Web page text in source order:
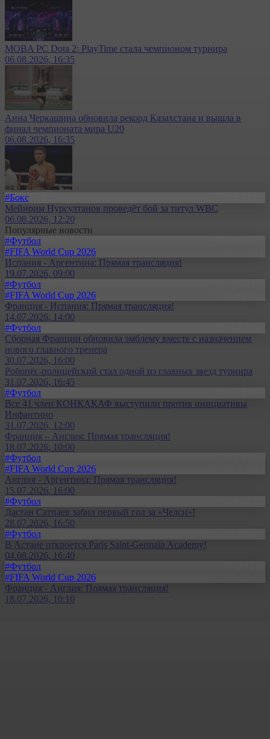
MOBA PC Dota 2: PlayTime стала чемпионом турнира
06.08.2026, 16:35
Анна Черкашина обновила рекорд Казахстана и вышла в
финал чемпионата мира U20
06.08.2026, 16:35
#Бокс
Мейирим Нурсултанов проведёт бой за титул WBC
06.08.2026, 12:20
Популярные новости
#Футбол
#FIFA World Cup 2026
Испания - Аргентина: Прямая трансляция!
19.07.2026, 09:00
#Футбол
#FIFA World Cup 2026
Франция - Испания: Прямая трансляция!
14.07.2026, 14:00
#Футбол
Сборная Франции обновила эмблему вместе с назначением
нового главного тренера
30.07.2026, 16:00
Робопёс-полицейский стал одной из главных звезд турнира
31.07.2026, 16:45
#Футбол
Все 41 член КОНКАКАФ выступили против инициативы
Инфантино
31.07.2026, 12:00
Франция – Англия: Прямая трансляция!
18.07.2026, 10:00
#Футбол
#FIFA World Cup 2026
Англия - Аргентина: Прямая трансляция!
15.07.2026, 16:00
#Футбол
Дастан Сатпаев забил первый гол за «Челси»!
28.07.2026, 16:50
#Футбол
В Астане откроется Paris Saint-Germain Academy!
04.08.2026, 16:40
#Футбол
#FIFA World Cup 2026
Франция - Англия: Прямая трансляция!
18.07.2026, 10:10